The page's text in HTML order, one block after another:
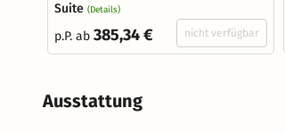
Suite (Details)
p.P. ab 385,34 € nicht verfügbar
Ausstattung